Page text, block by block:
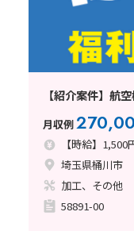
【紹介案件】航
月収例
【時給】1,500
埼玉県桶川市
加工、その他
58891-00